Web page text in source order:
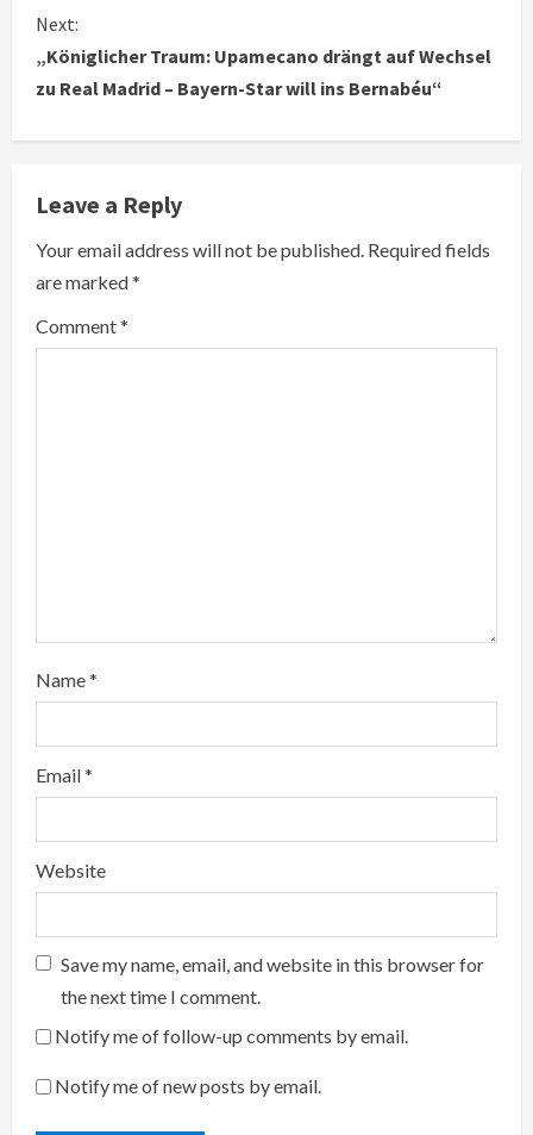
n
t
i
n
u
e
R
g
Next:
„Königlicher Traum: Upamecano drängt auf Wechsel
zu Real Madrid – Bayern-Star will ins Bernabéu“
Leave a Reply
Your email address will not be published. Required fields
are marked*
Comment*
Name*
Email*
Website
Save my name, email, and website in this browser for
the next time I comment.
Notify me of follow-up comments by email.
Notify me of new posts by email.